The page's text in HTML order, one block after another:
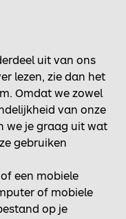
uit van ons
lezen, zie dan het
. Omdat we zowel
van onze
we je graag uit wat
gebruiken
een mobiele
of mobiele
op je